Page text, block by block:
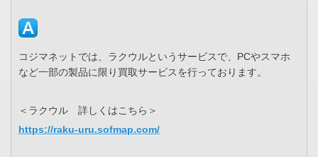
コジマネットでは、ラクウルというサービスで、PCやスマホ
など一部の製品に限り買取サービスを行っております。
＜ラクウル 詳しくはこちら＞
https://raku-uru.sofmap.com/